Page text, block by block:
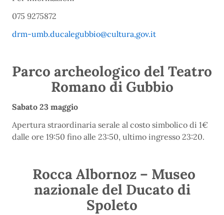
075 9275872
drm-umb.ducalegubbio@cultura,gov.it
Parco archeologico del Teatro
Romano di Gubbio
Sabato 23 maggio
Apertura straordinaria serale al costo simbolico di 1€
dalle ore 19:50 fino alle 23:50, ultimo ingresso 23:20.
Rocca Albornoz – Museo
nazionale del Ducato di
Spoleto